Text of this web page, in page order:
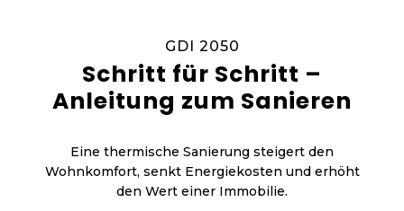
GDI 2050
Schritt für Schritt –
Anleitung zum Sanieren
Eine thermische Sanierung steigert den
Wohnkomfort, senkt Energiekosten und erhöht
den Wert einer Immobilie.